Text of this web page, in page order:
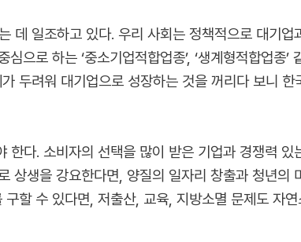
데 일조하고 있다. 우리 사회는 정책적으로 대기
으로 하는 ‘중소기업적합업종’, ‘생계형적합업종
두려워 대기업으로 성장하는 것을 꺼리다 보니
한다. 소비자의 선택을 많이 받은 기업과 경쟁력
상생을 강요한다면, 양질의 일자리 창출과 청년
할 수 있다면, 저출산, 교육, 지방소멸 문제도 자